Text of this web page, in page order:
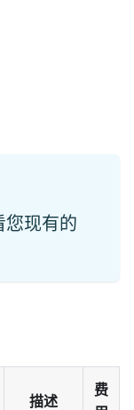
您现有的
描述
费